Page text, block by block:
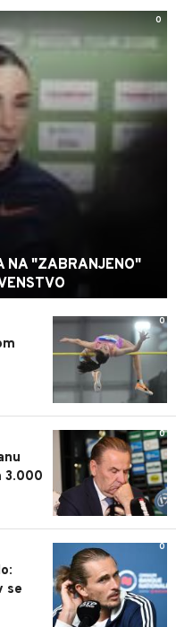
0
NA "ZABRANJENO"
0
0
3.000
0
se